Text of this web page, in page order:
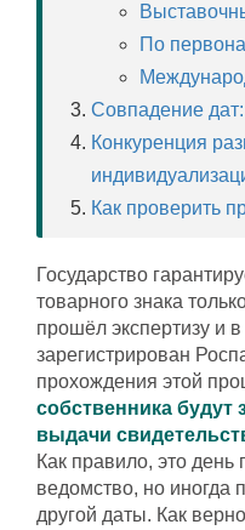
По
Совпадение дат:
Конкуренция
Как проверить
Государство
товарного знака
прошёл экспертизу и
зарегистрирован
прохождения этой
собственника
выдачи
Как правило, это день
ведомство, но иногда
другой даты. Как